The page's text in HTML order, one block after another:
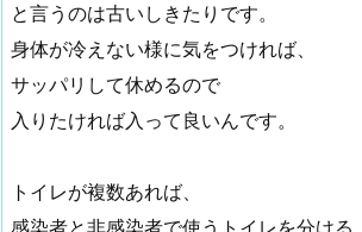
と言うのは古いしきたりです。
身体が冷えない様に気をつければ、
サッパリして休めるので
入りたければ入って良いんです。
トイレが複数あれば、